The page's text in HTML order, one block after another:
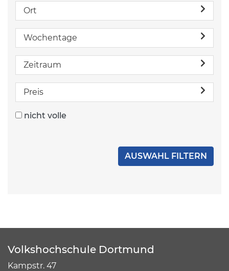
Ort
Wochentage
Zeitraum
Preis
nicht volle
Volkshochschule Dortmund
Kampstr. 47